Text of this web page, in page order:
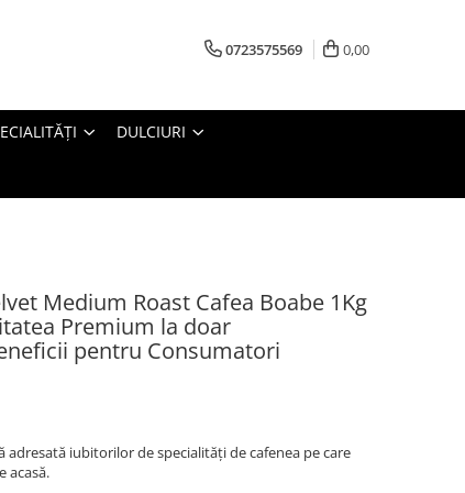
0723575569 0,00
DULCIURI
Medium Roast Cafea Boabe 1Kg
Premium la doar
pentru Consumatori
iubitorilor de specialități de cafenea pe care
acasă.